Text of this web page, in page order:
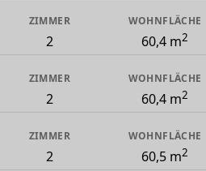
ZIMMER
2
WOHNFLÄCHE
60,4 m2
ZIMMER
2
WOHNFLÄCHE
60,4 m2
ZIMMER
2
WOHNFLÄCHE
60,5 m2